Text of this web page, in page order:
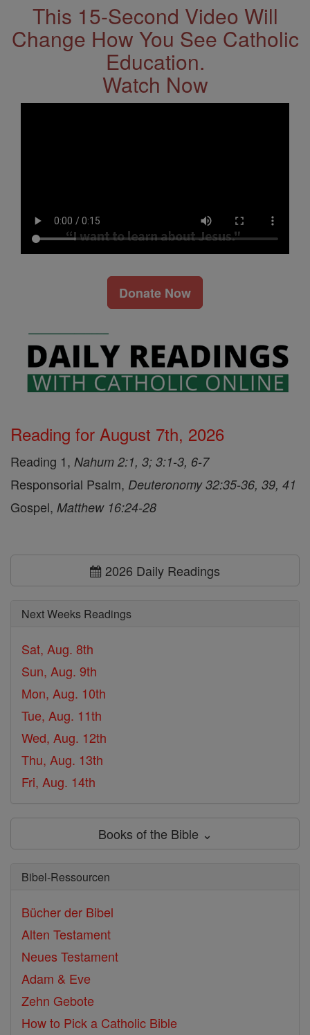
This 15-Second Video Will
Change How You See Catholic
Education.
Watch Now
Donate Now
Reading for August 7th, 2026
Reading 1, Nahum 2:1, 3; 3:1-3, 6-7
Responsorial Psalm, Deuteronomy 32:35-36, 39, 41
Gospel, Matthew 16:24-28
2026 Daily Readings
Next Weeks Readings
Sat, Aug. 8th
Sun, Aug. 9th
Mon, Aug. 10th
Tue, Aug. 11th
Wed, Aug. 12th
Thu, Aug. 13th
Fri, Aug. 14th
Books of the Bible ⌄
Bibel-Ressourcen
Bücher der Bibel
Alten Testament
Neues Testament
Adam & Eve
Zehn Gebote
How to Pick a Catholic Bible